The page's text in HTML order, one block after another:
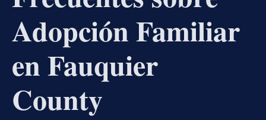
Adopción Familiar
en Fauquier
County